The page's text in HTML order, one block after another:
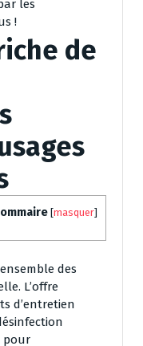
les
!
de
[masquer]
des
L’offre
d’entretien
pour